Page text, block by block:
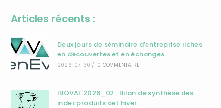
Articles récents :
Deux jours de séminaire d’entreprise riches
en découvertes et en échanges
2026-07-30 / 0 COMMENTAIRE
IBOVAL 2026_02 : Bilan de synthèse des
index produits cet hiver